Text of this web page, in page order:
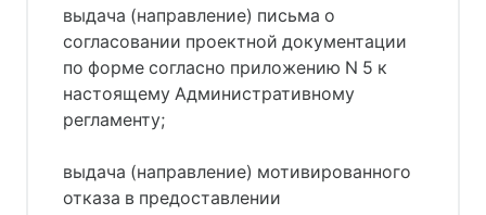
выдача (направление) письма о
согласовании проектной документации
по форме согласно приложению N 5 к
настоящему Административному
регламенту;
выдача (направление) мотивированного
отказа в предоставлении